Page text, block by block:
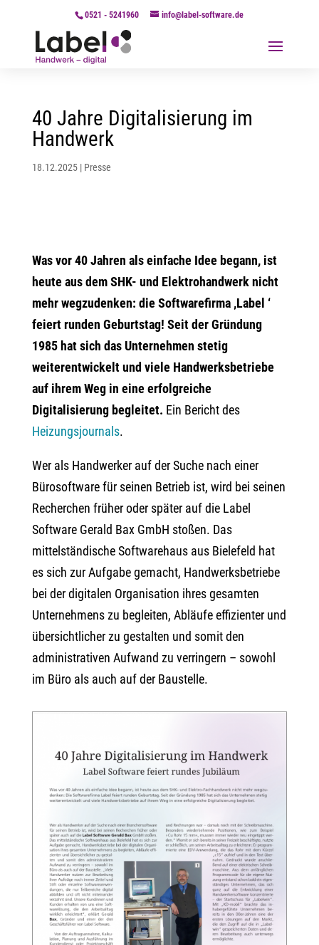
0521 - 5241960 info@label-software.de
40 Jahre Digitalisierung im
Handwerk
18.12.2025| Presse
Was vor 40 Jahren als einfache Idee begann, ist
heute aus dem SHK- und Elektrohandwerk nicht
mehr wegzudenken: die Softwarefirma ‚Label ‘
feiert runden Geburtstag! Seit der Gründung
1985 hat sich das Unternehmen stetig
weiterentwickelt und viele Handwerksbetriebe
auf ihrem Weg in eine erfolgreiche
Digitalisierung begleitet. Ein Bericht des
Heizungsjournals.
Wer als Handwerker auf der Suche nach einer
Bürosoftware für seinen Betrieb ist, wird bei seinen
Recherchen früher oder später auf die Label
Software Gerald Bax GmbH stoßen. Das
mittelständische Softwarehaus aus Bielefeld hat
es sich zur Aufgabe gemacht, Handwerksbetriebe
bei der digitalen Organisation ihres gesamten
Unternehmens zu begleiten, Abläufe effizienter und
übersichtlicher zu gestalten und somit den
administrativen Aufwand zu verringern – sowohl
im Büro als auch auf der Baustelle.